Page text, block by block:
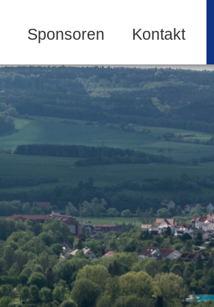
Sponsoren Kontakt